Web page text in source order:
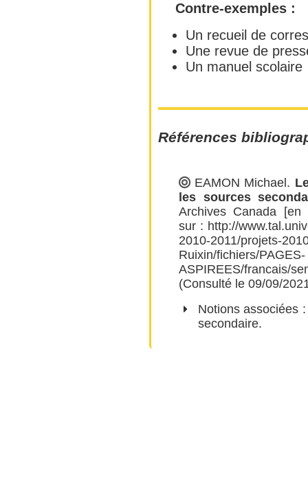
Contre-exemples :
Un recueil de
Une revue de
Un manuel scolaire
Références
EAMON Michael.
les sources
Archives Canada [en
sur : http://
2010-2011/projets-
Ruixin/fichiers/PAGES-
ASPIREES/francais/
(Consulté le 09/09/
Notions associées
secondaire.